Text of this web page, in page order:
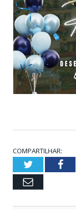
COMPARTILHAR:
Twitter
Email